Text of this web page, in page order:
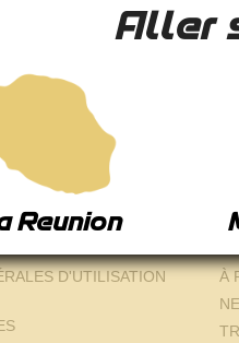
D'UTILISATION
À
Aller
Reunion